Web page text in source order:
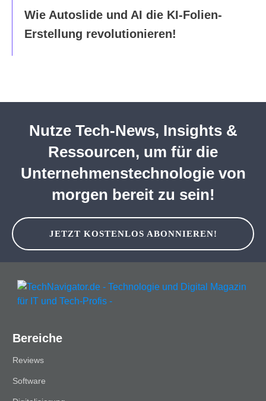
Wie Autoslide und AI die KI-Folien-
Erstellung revolutionieren!
Nutze Tech-News, Insights &
Ressourcen, um für die
Unternehmenstechnologie von
morgen bereit zu sein!
JETZT KOSTENLOS ABONNIEREN!
Bereiche
Reviews
Software